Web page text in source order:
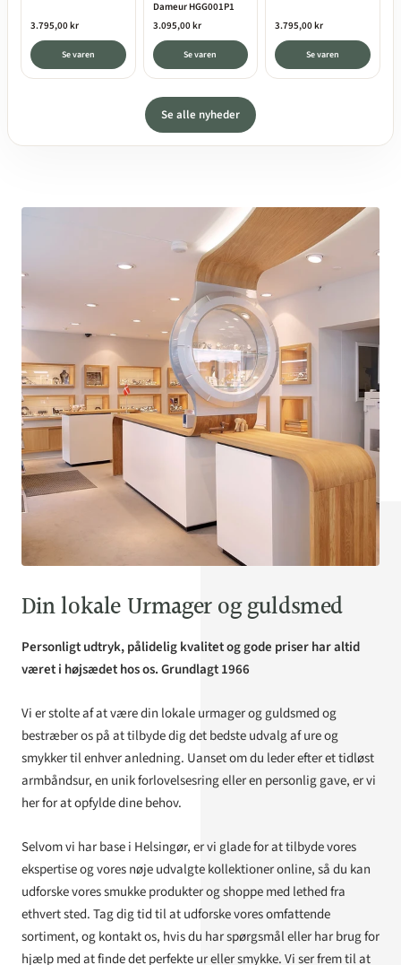
3.795,00 kr
Se varen
Dameur HGG001P1
3.095,00 kr
Se varen
3.795,00 kr
Se varen
Se alle nyheder
Din lokale Urmager og guldsmed
Personligt udtryk, pålidelig kvalitet og gode priser har altid
været i højsædet hos os. Grundlagt 1966
Vi er stolte af at være din lokale urmager og guldsmed og
bestræber os på at tilbyde dig det bedste udvalg af ure og
smykker til enhver anledning. Uanset om du leder efter et tidløst
armbåndsur, en unik forlovelsesring eller en personlig gave, er vi
her for at opfylde dine behov.
Selvom vi har base i Helsingør, er vi glade for at tilbyde vores
ekspertise og vores nøje udvalgte kollektioner online, så du kan
udforske vores smukke produkter og shoppe med lethed fra
ethvert sted. Tag dig tid til at udforske vores omfattende
sortiment, og kontakt os, hvis du har spørgsmål eller har brug for
hjælp med at finde det perfekte ur eller smykke. Vi ser frem til at